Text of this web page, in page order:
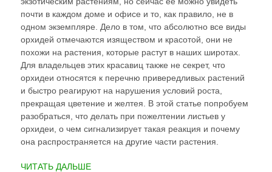
почти в каждом доме и офисе и то, как правило, не в
одном экземпляре. Дело в том, что абсолютно все виды
орхидей отмечаются изяществом и красотой, они не
похожи на растения, которые растут в наших широтах.
Для владельцев этих красавиц также не секрет, что
орхидеи относятся к перечню привередливых растений
и быстро реагируют на нарушения условий роста,
прекращая цветение и желтея. В этой статье попробуем
разобраться, что делать при пожелтении листьев у
орхидеи, о чем сигнализирует такая реакция и почему
она распространяется на другие части растения.
ЧИТАТЬ ДАЛЬШЕ“ПОЧЕМУ